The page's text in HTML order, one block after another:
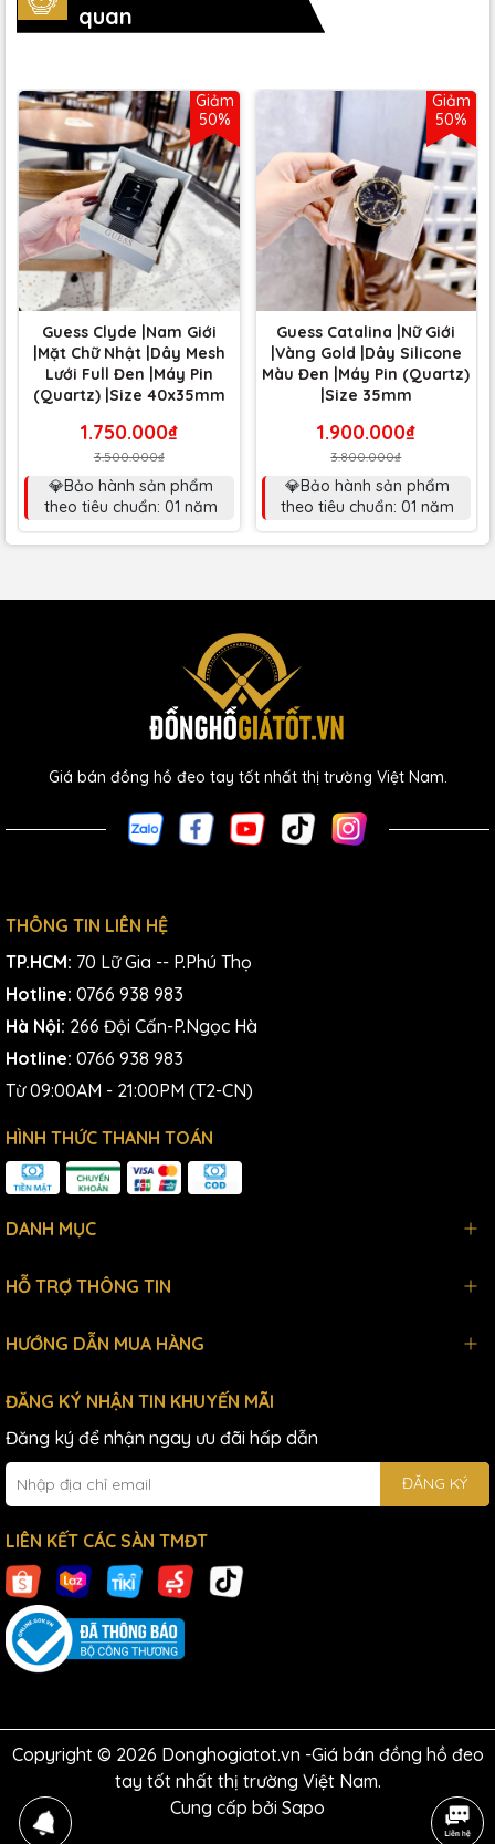
quan
Giảm
50%
Guess Clyde |Nam Giới
|Mặt Chữ Nhật |Dây Mesh
Lưới Full Đen |Máy Pin
(Quartz) |Size 40x35mm
1.750.000₫
3.500.000₫
💎Bảo hành sản phẩm
theo tiêu chuẩn: 01 năm
Giảm
50%
Guess Catalina |Nữ Giới
|Vàng Gold |Dây Silicone
Màu Đen |Máy Pin (Quartz)
|Size 35mm
1.900.000₫
3.800.000₫
💎Bảo hành sản phẩm
theo tiêu chuẩn: 01 năm
Giá bán đồng hồ đeo tay tốt nhất thị trường Việt Nam.
THÔNG TIN LIÊN HỆ
TP.HCM: 70 Lữ Gia -- P.Phú Thọ
Hotline: 0766 938 983
Hà Nội: 266 Đội Cấn-P.Ngọc Hà
Hotline: 0766 938 983
Từ 09:00AM - 21:00PM (T2-CN)
HÌNH THỨC THANH TOÁN
DANH MỤC
HỖ TRỢ THÔNG TIN
HƯỚNG DẪN MUA HÀNG
ĐĂNG KÝ NHẬN TIN KHUYẾN MÃI
Đăng ký để nhận ngay ưu đãi hấp dẫn
ĐĂNG KÝ
LIÊN KẾT CÁC SÀN TMĐT
Copyright © 2026 Donghogiatot.vn -Giá bán đồng hồ đeo
tay tốt nhất thị trường Việt Nam.
Cung cấp bởi Sapo